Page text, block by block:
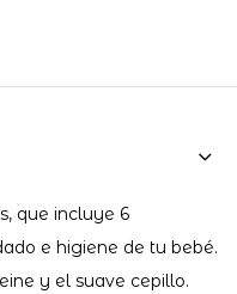
que incluye 6
e higiene de tu bebé.
y el suave cepillo.